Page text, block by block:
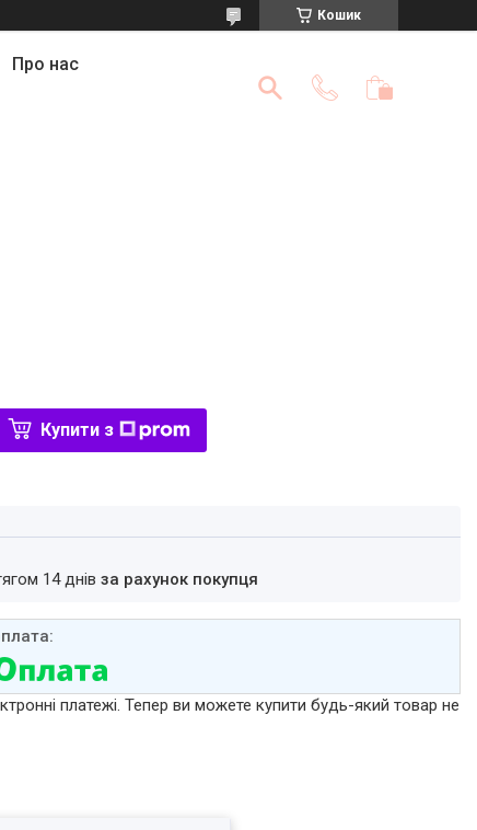
Кошик
Про нас
Купити з
14 днівза рахунок покупця
платежі. Тепер ви можете купити будь-який товар не